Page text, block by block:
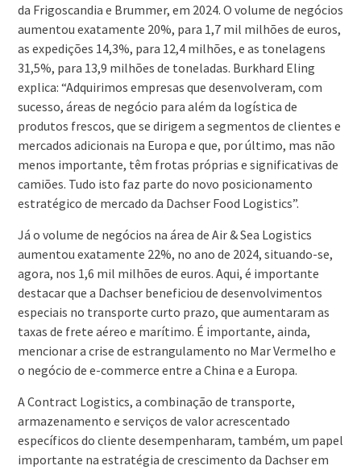
da Frigoscandia e Brummer, em 2024. O volume de negócios
aumentou exatamente 20%, para 1,7 mil milhões de euros,
as expedições 14,3%, para 12,4 milhões, e as tonelagens
31,5%, para 13,9 milhões de toneladas. Burkhard Eling
explica: “Adquirimos empresas que desenvolveram, com
sucesso, áreas de negócio para além da logística de
produtos frescos, que se dirigem a segmentos de clientes e
mercados adicionais na Europa e que, por último, mas não
menos importante, têm frotas próprias e significativas de
camiões. Tudo isto faz parte do novo posicionamento
estratégico de mercado da Dachser Food Logistics”.
Já o volume de negócios na área de Air & Sea Logistics
aumentou exatamente 22%, no ano de 2024, situando-se,
agora, nos 1,6 mil milhões de euros. Aqui, é importante
destacar que a Dachser beneficiou de desenvolvimentos
especiais no transporte curto prazo, que aumentaram as
taxas de frete aéreo e marítimo. É importante, ainda,
mencionar a crise de estrangulamento no Mar Vermelho e
o negócio de e-commerce entre a China e a Europa.
A Contract Logistics, a combinação de transporte,
armazenamento e serviços de valor acrescentado
específicos do cliente desempenharam, também, um papel
importante na estratégia de crescimento da Dachser em